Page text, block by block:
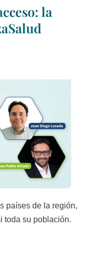
la
países de la región,
toda su población.